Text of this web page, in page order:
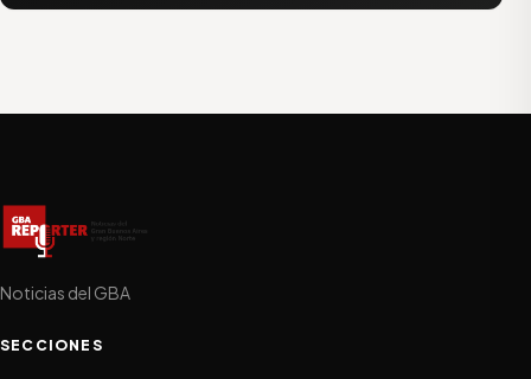
Noticias del GBA
SECCIONES